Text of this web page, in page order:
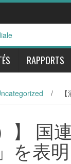
RAPPORTS
/
】 国
表明